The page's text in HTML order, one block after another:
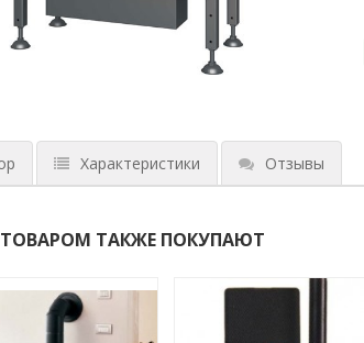
Характеристики Отзывы
ТАКЖЕ ПОКУПАЮТ